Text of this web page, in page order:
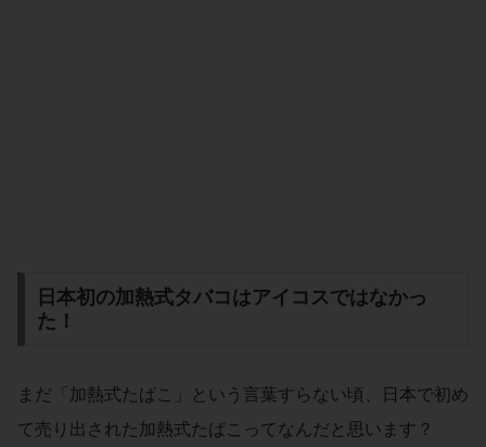
日本初の加熱式タバコはアイコスではなかっ
た！
まだ「加熱式たばこ」という言葉すらない頃、日本で初め
て売り出された加熱式たばこってなんだと思います？